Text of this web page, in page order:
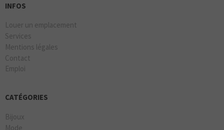
INFOS
Louer un emplacement
Services
Mentions légales
Contact
Emploi
CATÉGORIES
Bijoux
Mode